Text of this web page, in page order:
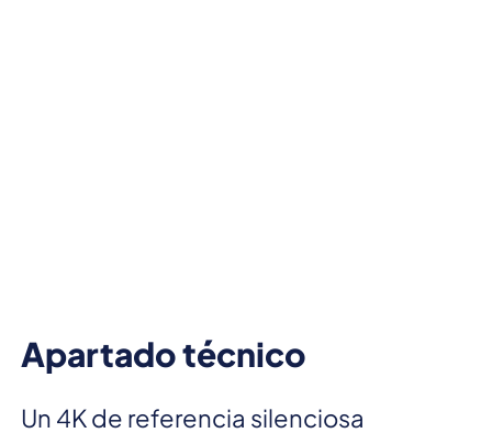
Apartado técnico
Un 4K de referencia silenciosa